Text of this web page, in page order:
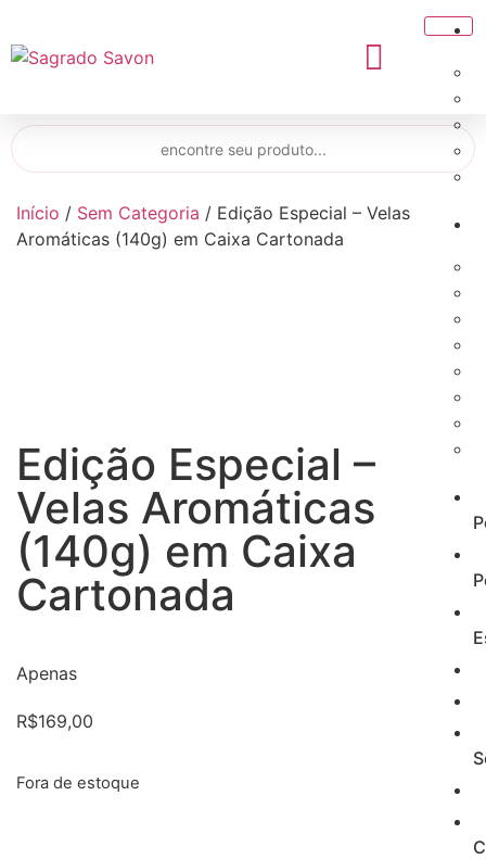
Início / Sem Categoria / Edição Especial – Velas
Aromáticas (140g) em Caixa Cartonada
Edição Especial –
Velas Aromáticas
(140g) em Caixa
Cartonada
Apenas
R$169,00
Fora de estoque